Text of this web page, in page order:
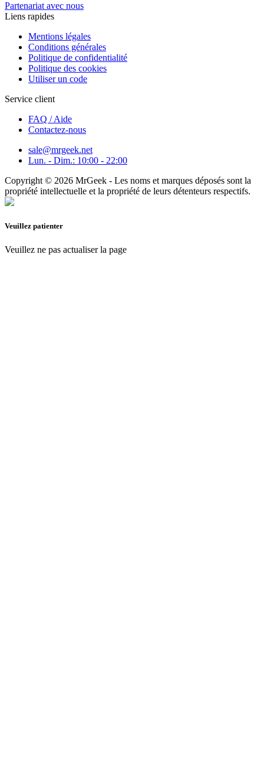
Partenariat avec nous
Liens rapides
Mentions légales
Conditions générales
Politique de confidentialité
Politique des cookies
Utiliser un code
Service client
FAQ / Aide
Contactez-nous
sale@mrgeek.net
Lun. - Dim.: 10:00 - 22:00
Copyright © 2026 MrGeek - Les noms et marques déposés sont la
propriété intellectuelle et la propriété de leurs détenteurs respectifs.
Veuillez patienter
Veuillez ne pas actualiser la page